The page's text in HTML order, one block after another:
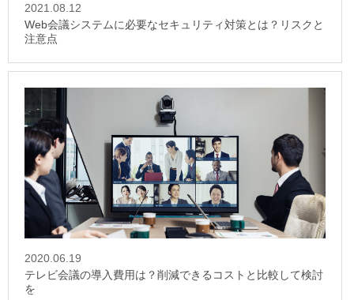
2021.08.12
Web会議システムに必要なセキュリティ対策とは？リスクと
注意点
2020.06.19
テレビ会議の導入費用は？削減できるコストと比較して検討
を